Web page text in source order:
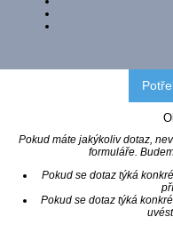
Pokud máte jakýkoliv dotaz,
formuláře.
Pokud se dotaz týká
Pokud se dotaz týká